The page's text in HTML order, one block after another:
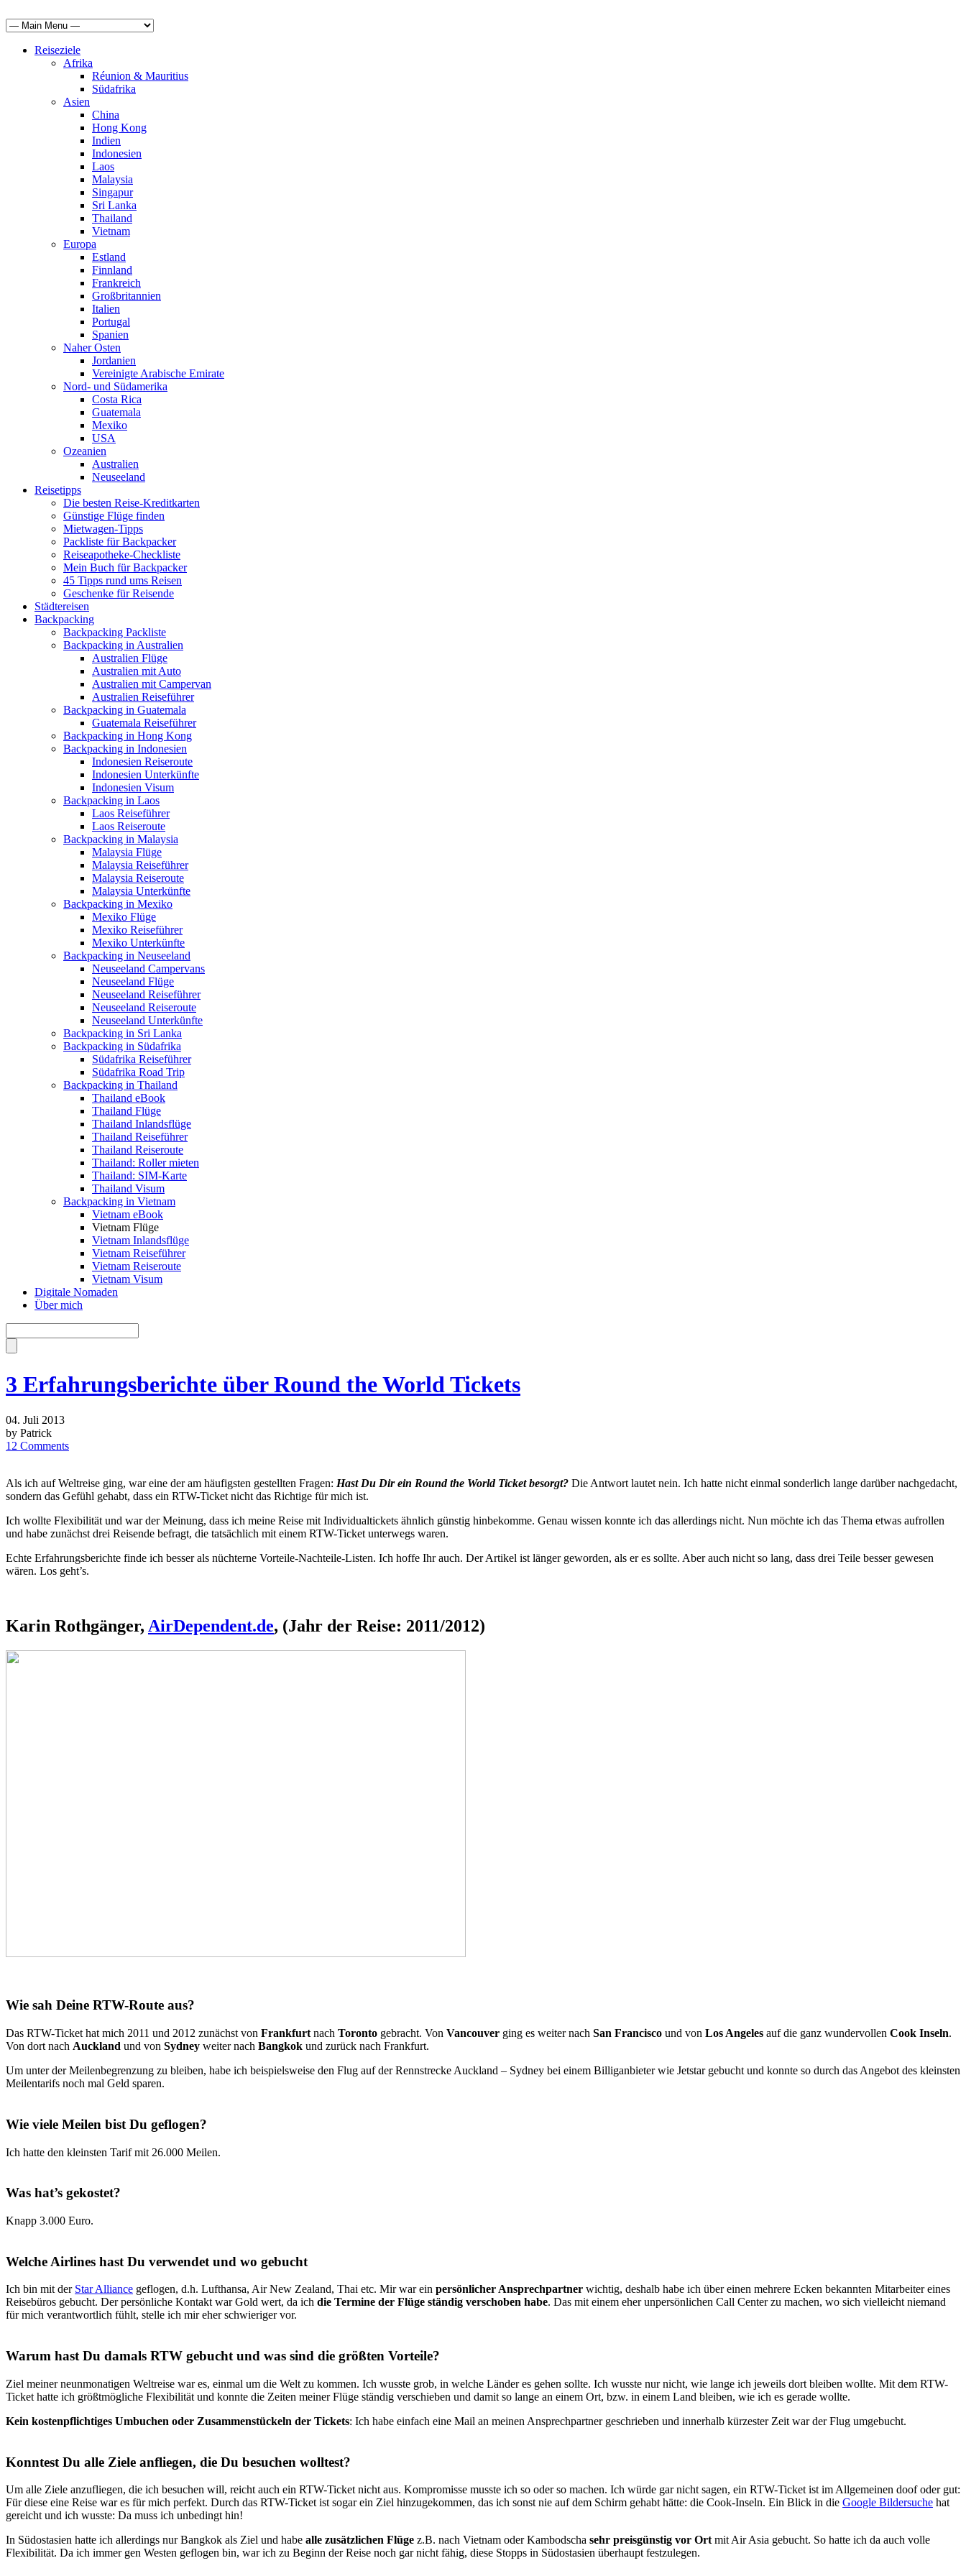
Reiseziele
Afrika
Réunion & Mauritius
Südafrika
Asien
China
Hong Kong
Indien
Indonesien
Laos
Malaysia
Singapur
Sri Lanka
Thailand
Vietnam
Europa
Estland
Finnland
Frankreich
Großbritannien
Italien
Portugal
Spanien
Naher Osten
Jordanien
Vereinigte Arabische Emirate
Nord- und Südamerika
Costa Rica
Guatemala
Mexiko
USA
Ozeanien
Australien
Neuseeland
Reisetipps
Die besten Reise-Kreditkarten
Günstige Flüge finden
Mietwagen-Tipps
Packliste für Backpacker
Reiseapotheke-Checkliste
Mein Buch für Backpacker
45 Tipps rund ums Reisen
Geschenke für Reisende
Städtereisen
Backpacking
Backpacking Packliste
Backpacking in Australien
Australien Flüge
Australien mit Auto
Australien mit Campervan
Australien Reiseführer
Backpacking in Guatemala
Guatemala Reiseführer
Backpacking in Hong Kong
Backpacking in Indonesien
Indonesien Reiseroute
Indonesien Unterkünfte
Indonesien Visum
Backpacking in Laos
Laos Reiseführer
Laos Reiseroute
Backpacking in Malaysia
Malaysia Flüge
Malaysia Reiseführer
Malaysia Reiseroute
Malaysia Unterkünfte
Backpacking in Mexiko
Mexiko Flüge
Mexiko Reiseführer
Mexiko Unterkünfte
Backpacking in Neuseeland
Neuseeland Campervans
Neuseeland Flüge
Neuseeland Reiseführer
Neuseeland Reiseroute
Neuseeland Unterkünfte
Backpacking in Sri Lanka
Backpacking in Südafrika
Südafrika Reiseführer
Südafrika Road Trip
Backpacking in Thailand
Thailand eBook
Thailand Flüge
Thailand Inlandsflüge
Thailand Reiseführer
Thailand Reiseroute
Thailand: Roller mieten
Thailand: SIM-Karte
Thailand Visum
Backpacking in Vietnam
Vietnam eBook
Vietnam Flüge
Vietnam Inlandsflüge
Vietnam Reiseführer
Vietnam Reiseroute
Vietnam Visum
Digitale Nomaden
Über mich
3 Erfahrungsberichte über Round the World Tickets
04. Juli 2013
by Patrick
12 Comments
Als ich auf Weltreise ging, war eine der am häufigsten gestellten Fragen: Hast Du Dir ein Round the World Ticket besorgt? Die Antwort lautet nein. Ich hatte nicht einmal sonderlich lange darüber nachgedacht,
sondern das Gefühl gehabt, dass ein RTW-Ticket nicht das Richtige für mich ist.
Ich wollte Flexibilität und war der Meinung, dass ich meine Reise mit Individualtickets ähnlich günstig hinbekomme. Genau wissen konnte ich das allerdings nicht. Nun möchte ich das Thema etwas aufrollen
und habe zunächst drei Reisende befragt, die tatsächlich mit einem RTW-Ticket unterwegs waren.
Echte Erfahrungsberichte finde ich besser als nüchterne Vorteile-Nachteile-Listen. Ich hoffe Ihr auch. Der Artikel ist länger geworden, als er es sollte. Aber auch nicht so lang, dass drei Teile besser gewesen
wären. Los geht’s.
Karin Rothgänger, AirDependent.de, (Jahr der Reise: 2011/2012)
Wie sah Deine RTW-Route aus?
Das RTW-Ticket hat mich 2011 und 2012 zunächst von Frankfurt nach Toronto gebracht. Von Vancouver ging es weiter nach San Francisco und von Los Angeles auf die ganz wundervollen Cook Inseln.
Von dort nach Auckland und von Sydney weiter nach Bangkok und zurück nach Frankfurt.
Um unter der Meilenbegrenzung zu bleiben, habe ich beispielsweise den Flug auf der Rennstrecke Auckland – Sydney bei einem Billiganbieter wie Jetstar gebucht und konnte so durch das Angebot des kleinsten
Meilentarifs noch mal Geld sparen.
Wie viele Meilen bist Du geflogen?
Ich hatte den kleinsten Tarif mit 26.000 Meilen.
Was hat’s gekostet?
Knapp 3.000 Euro.
Welche Airlines hast Du verwendet und wo gebucht
Ich bin mit der Star Alliance geflogen, d.h. Lufthansa, Air New Zealand, Thai etc. Mir war ein persönlicher Ansprechpartner wichtig, deshalb habe ich über einen mehrere Ecken bekannten Mitarbeiter eines
Reisebüros gebucht. Der persönliche Kontakt war Gold wert, da ich die Termine der Flüge ständig verschoben habe. Das mit einem eher unpersönlichen Call Center zu machen, wo sich vielleicht niemand
für mich verantwortlich fühlt, stelle ich mir eher schwieriger vor.
Warum hast Du damals RTW gebucht und was sind die größten Vorteile?
Ziel meiner neunmonatigen Weltreise war es, einmal um die Welt zu kommen. Ich wusste grob, in welche Länder es gehen sollte. Ich wusste nur nicht, wie lange ich jeweils dort bleiben wollte. Mit dem RTW-
Ticket hatte ich größtmögliche Flexibilität und konnte die Zeiten meiner Flüge ständig verschieben und damit so lange an einem Ort, bzw. in einem Land bleiben, wie ich es gerade wollte.
Kein kostenpflichtiges Umbuchen oder Zusammenstückeln der Tickets: Ich habe einfach eine Mail an meinen Ansprechpartner geschrieben und innerhalb kürzester Zeit war der Flug umgebucht.
Konntest Du alle Ziele anfliegen, die Du besuchen wolltest?
Um alle Ziele anzufliegen, die ich besuchen will, reicht auch ein RTW-Ticket nicht aus. Kompromisse musste ich so oder so machen. Ich würde gar nicht sagen, ein RTW-Ticket ist im Allgemeinen doof oder gut:
Für diese eine Reise war es für mich perfekt. Durch das RTW-Ticket ist sogar ein Ziel hinzugekommen, das ich sonst nie auf dem Schirm gehabt hätte: die Cook-Inseln. Ein Blick in die Google Bildersuche hat
gereicht und ich wusste: Da muss ich unbedingt hin!
In Südostasien hatte ich allerdings nur Bangkok als Ziel und habe alle zusätzlichen Flüge z.B. nach Vietnam oder Kambodscha sehr preisgünstig vor Ort mit Air Asia gebucht. So hatte ich da auch volle
Flexibilität. Da ich immer gen Westen geflogen bin, war ich zu Beginn der Reise noch gar nicht fähig, diese Stopps in Südostasien überhaupt festzulegen.